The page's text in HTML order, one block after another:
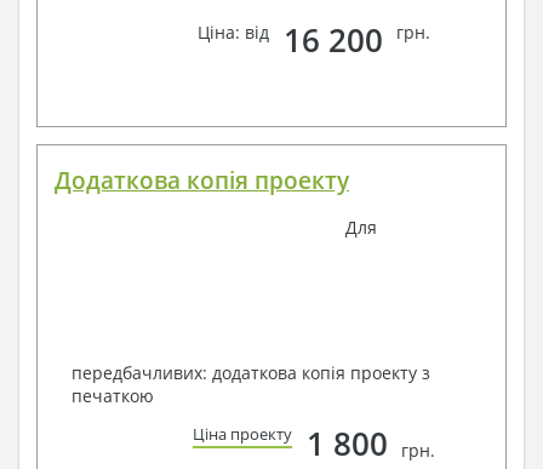
Ціна: від 16 200 грн.
Додаткова копія проекту
Для
передбачливих: додаткова копія проекту з
печаткою
Ціна проекту 1 800 грн.